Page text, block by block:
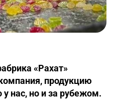
«Рахат»
продукцию
у нас, но и за рубежом.